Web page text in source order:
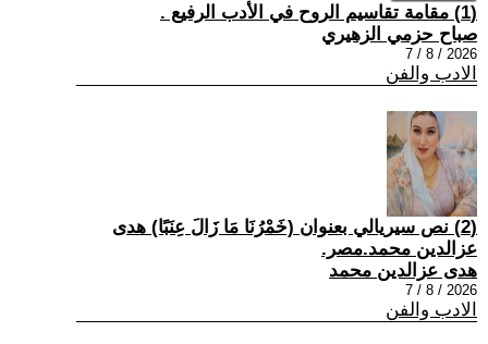
(1) مقامة تقاسيم الروح في الأدب الرفيع .
صباح حزمي الزهيري
2026 / 8 / 7
الادب والفن
(2) نص سيريالي بعنوان (خَمْرُنَا مَا زَالَ عِنَبًا) هدى
عزالدين محمد.مصر.
هدى عزالدين محمد
2026 / 8 / 7
الادب والفن